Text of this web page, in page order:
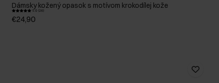
Dámsky kožený opasok s motívom krokodílej kože
5.0 (26)
€24,90